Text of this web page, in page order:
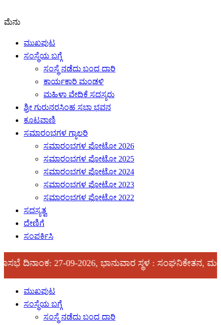
ಮೆನು
ಮುಖಪುಟ
ಸಂಸ್ಥೆಯ ಬಗ್ಗೆ
ಸಂಸ್ಥೆ ನಡೆದು ಬಂದ ದಾರಿ
ಕಾರ್ಯಕಾರಿ ಮಂಡಳಿ
ಮಹಿಳಾ ವೇದಿಕೆ ಸದಸ್ಯರು
ಶ್ರೀ ಗುರುನರಸಿಂಹ ಸಭಾ ಭವನ
ಕೂಟವಾಣಿ
ಸಮಾರಂಭಗಳ ಗ್ಯಾಲರಿ
ಸಮಾರಂಭಗಳ ಫೋಟೋ 2026
ಸಮಾರಂಭಗಳ ಫೋಟೋ 2025
ಸಮಾರಂಭಗಳ ಫೋಟೋ 2024
ಸಮಾರಂಭಗಳ ಫೋಟೋ 2023
ಸಮಾರಂಭಗಳ ಫೋಟೋ 2022
ಸದಸ್ಯತ್ವ
ದೇಣಿಗೆ
ಸಂಪರ್ಕಿಸಿ
27-09-2026, ಭಾನುವಾರ ಸ್ಥಳ : ಸಂಘನಿಕೇತನ, ಮಂಗಳೂರು
ಮುಖಪುಟ
ಸಂಸ್ಥೆಯ ಬಗ್ಗೆ
ಸಂಸ್ಥೆ ನಡೆದು ಬಂದ ದಾರಿ